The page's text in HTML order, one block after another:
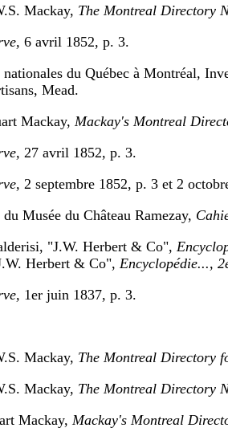
Mackay, The Montreal Directory
6 avril 1852, p. 3.
du Québec à Montréal,
Mead.
Mackay, Mackay's Montreal
27 avril 1852, p. 3.
2 septembre 1852, p. 3 et 2
Musée du Château Ramezay,
"J.W. Herbert & Co",
Herbert & Co", Encyclopédie...,
1er juin 1837, p. 3.
Mackay, The Montreal Directory
Mackay, The Montreal Directory
Mackay, Mackay's Montreal